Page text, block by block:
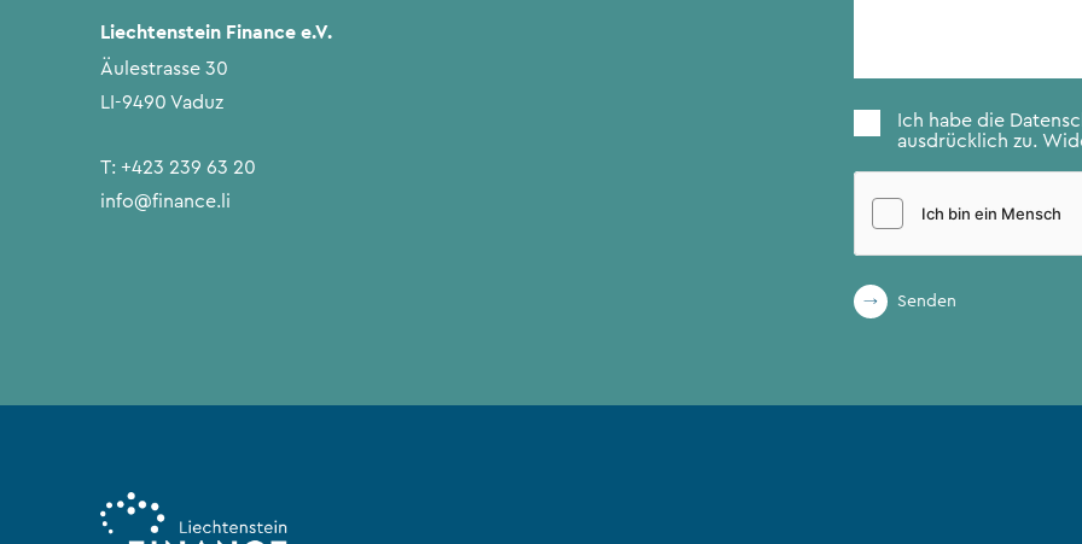
Liechtenstein Finance e.V.
Äulestrasse 30
LI-9490 Vaduz
T: +423 239 63 20
info@finance.li
Zustimmung*
Ich habe die
ausdrücklich zu.
Senden